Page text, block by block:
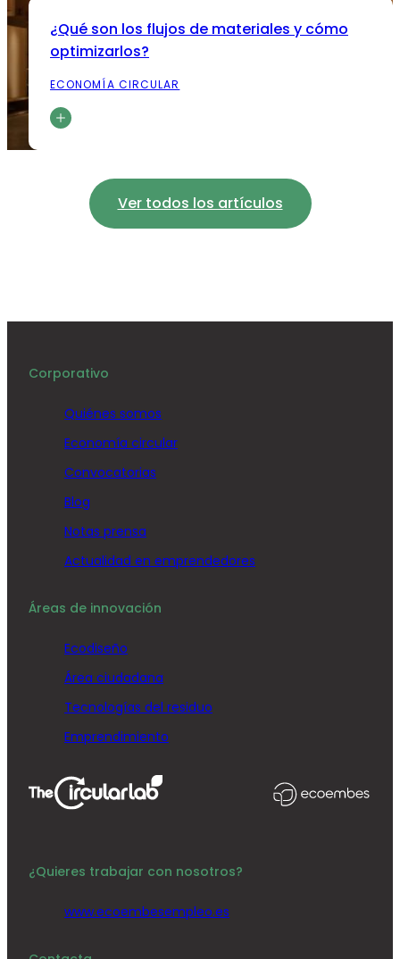
¿Qué son los flujos de materiales y cómo
optimizarlos?
ECONOMÍA CIRCULAR
Ver todos los artículos
Corporativo
Quiénes somos
Economía circular
Convocatorias
Blog
Notas prensa
Actualidad en emprendedores
Áreas de innovación
Ecodiseño
Área ciudadana
Tecnologías del residuo
Emprendimiento
¿Quieres trabajar con nosotros?
www.ecoembesempleo.es